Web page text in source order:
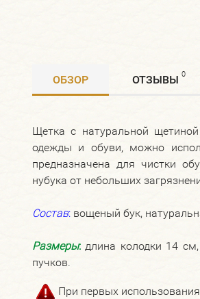
ОБЗОР ОТЗЫВЫ 0
Щетка с натуральной
одежды и обуви, можно
предназначена для чистки
нубука от небольших
Состав: вощеный бук,
Размеры:длина колодки 14
пучков.
При первых